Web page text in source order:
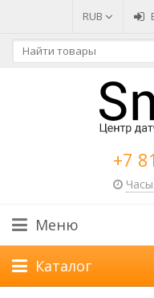
RUB
+7
Меню
Каталог